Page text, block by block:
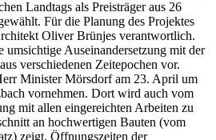
Landtags als Preisträger aus 26
Für die Planung des Projektes
Oliver Brünjes verantwortlich.
umsichtige Auseinandersetzung mit der
verschiedenen Zeitepochen vor.
Minister Mörsdorf am 23. April um
vornehmen. Dort wird auch vom
mit allen eingereichten Arbeiten zu
an hochwertigen Bauten (vom
zeigt. Öffnungszeiten der